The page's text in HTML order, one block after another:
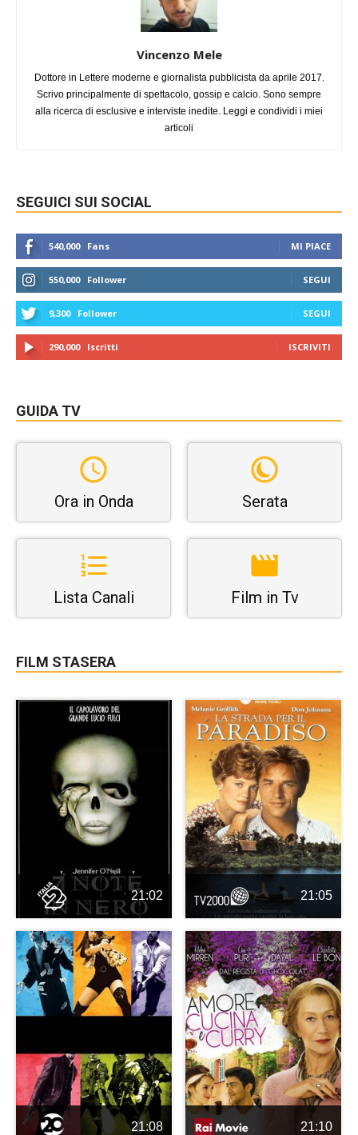
Vincenzo Mele
Dottore in Lettere moderne e giornalista pubblicista da aprile 2017.
Scrivo principalmente di spettacolo, gossip e calcio. Sono sempre
alla ricerca di esclusive e interviste inedite. Leggi e condividi i miei
articoli
SEGUICI SUI SOCIAL
540,000 Fans MI PIACE
550,000 Follower SEGUI
9,300 Follower SEGUI
290,000 Iscritti ISCRIVITI
GUIDA TV
Ora in Onda Serata
Lista Canali Film in Tv
FILM STASERA
21:02 21:05
21:08 21:10